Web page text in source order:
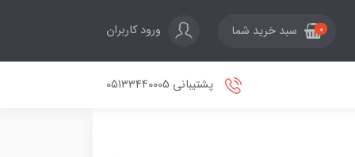
0 سبد خرید شما ورود کاربران
پشتیبانی 05133440005